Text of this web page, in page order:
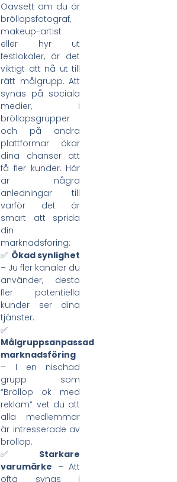
Oavsett om du är
bröllopsfotograf,
makeup-artist
eller hyr ut
festlokaler, är det
viktigt att nå ut till
rätt målgrupp. Att
synas på sociala
medier, i
bröllopsgrupper
och på andra
plattformar ökar
dina chanser att
få fler kunder. Här
är några
anledningar till
varför det är
smart att sprida
din
marknadsföring:
✅ Ökad synlighet
– Ju fler kanaler du
använder, desto
fler potentiella
kunder ser dina
tjänster.
✅
Målgruppsanpassad
marknadsföring
– I en nischad
grupp som
“Bröllop ok med
reklam” vet du att
alla medlemmar
är intresserade av
bröllop.
✅ Starkare
varumärke – Att
ofta synas i